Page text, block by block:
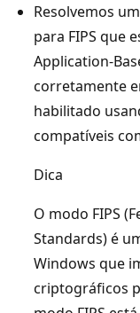
Resolvemos
para FIPS que
Application-
corretamente
habilitado
compatíveis
Dica
O modo FIPS
Standards) é
Windows que
criptográficos